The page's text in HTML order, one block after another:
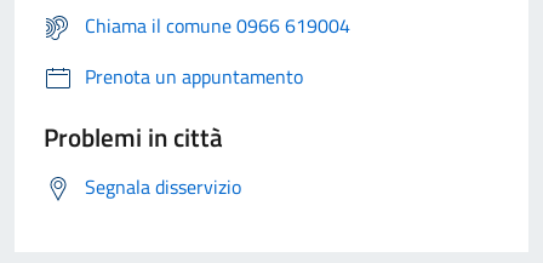
Chiama il comune 0966 619004
Prenota un appuntamento
Problemi in città
Segnala disservizio